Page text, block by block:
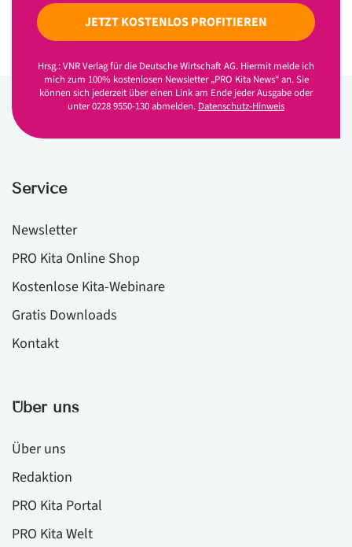
JETZT KOSTENLOS PROFITIEREN
Hrsg.: VNR Verlag für die Deutsche Wirtschaft AG. Hiermit melde ich
mich zum 100% kostenlosen Newsletter „PRO Kita News“ an. Sie
können sich jederzeit über einen Link am Ende jeder Ausgabe oder
unter 0228 9550-130 abmelden. Datenschutz-Hinweis
Service
Newsletter
PRO Kita Online Shop
Kostenlose Kita-Webinare
Gratis Downloads
Kontakt
Über uns
Über uns
Redaktion
PRO Kita Portal
PRO Kita Welt